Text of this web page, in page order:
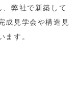
弊社で新築して
成見学会や構造見
ます。